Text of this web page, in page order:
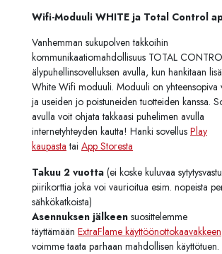
Wifi-Moduuli WHITE ja Total Control
Vanhemman sukupolven takkoihin
kommunikaatiomahdollisuus TOTAL
älypuhellinsovelluksen avulla, kun hankitaan
White Wifi moduuli. Moduuli on yhteensopiva
ja useiden jo poistuneiden tuotteiden kanssa.
avulla voit ohjata takkaasi puhelimen avulla
internetyhteyden kautta! Hanki sovellus Play
kaupasta tai App Storesta
Takuu 2 vuotta (ei koske kuluvaa
piirikorttia joka voi vaurioitua esim. nopeista
sähkökatkoista)
Asennuksen jälkeen suosittelemme
täyttämään ExtraFlame käyttöönottokaavakkeen
voimme taata parhaan mahdollisen käyttötuen.